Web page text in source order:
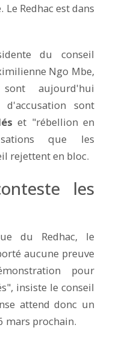
Redhac est dans
du conseil
Ngo Mbe,
aujourd'hui
d'accusation sont
et "rébellion en
que les
rejettent en bloc.
les
du Redhac, le
aucune preuve
pour
insiste le conseil
attend donc un
mars prochain.